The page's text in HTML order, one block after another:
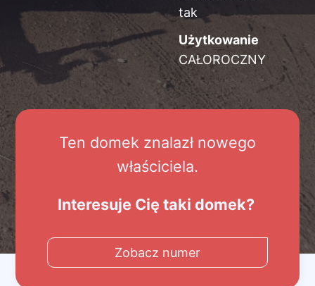
Ten domek znalazł nowego
właściciela.
Interesuje Cię taki domek?
Zobacz numer
tak
Użytkowanie
CAŁOROCZNY